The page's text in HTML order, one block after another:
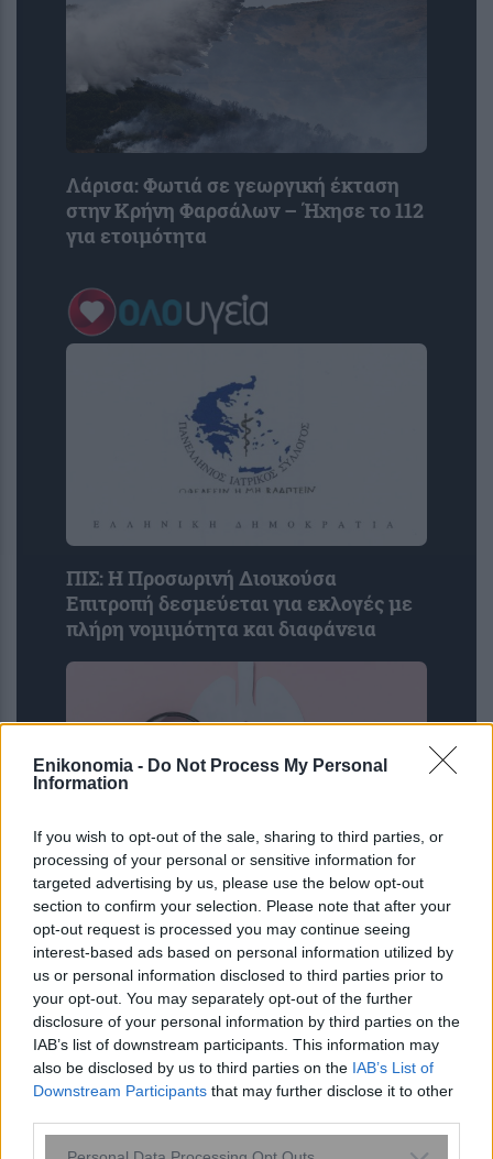
Enikonomia - Do Not Process My Personal
Information
If you wish to opt-out of the sale, sharing to third parties, or
processing of your personal or sensitive information for
targeted advertising by us, please use the below opt-out
section to confirm your selection. Please note that after your
opt-out request is processed you may continue seeing
interest-based ads based on personal information utilized by
us or personal information disclosed to third parties prior to
your opt-out. You may separately opt-out of the further
disclosure of your personal information by third parties on the
IAB’s list of downstream participants. This information may
also be disclosed by us to third parties on the IAB’s List of
Downstream Participants that may further disclose it to other
Please note that this website/app uses one or more Google
Λάρισα: Φωτιά σε γεωργική έκταση
στην Κρήνη Φαρσάλων – Ήχησε το 112
για ετοιμότητα
ΠΙΣ: Η Προσωρινή Διοικούσα
Επιτροπή δεσμεύεται για εκλογές με
πλήρη νομιμότητα και διαφάνεια
«Μου έδιναν 2,5 χρόνια ζωής»: Η
ιστορία της γυναίκας που νίκησε τα
προγνωστικά και έδωσε φωνή στους
ασθενείς